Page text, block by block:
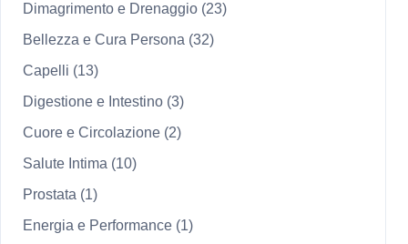
Dimagrimento e Drenaggio (23)
Bellezza e Cura Persona (32)
Capelli (13)
Digestione e Intestino (3)
Cuore e Circolazione (2)
Salute Intima (10)
Prostata (1)
Energia e Performance (1)